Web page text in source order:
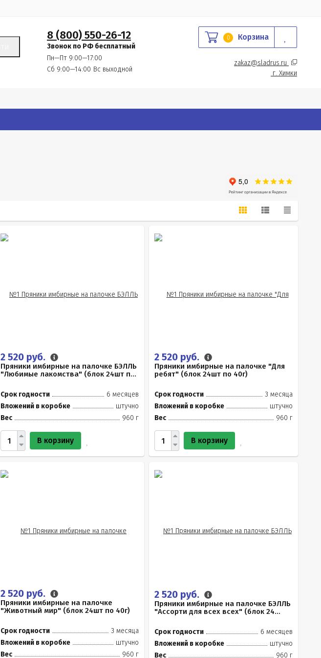
8 (800) 550-26-12
Звонок по РФ бесплатный
Пн—Пт 9:00—17:00
Сб 9:00—14:00 Вс выходной
0 Корзина
zakaz@sladrus.ru
г. Химки
2 520 руб.
Пряники имбирные на палочке БЭЛЛЬ
"Любимые лакомства" (блок 24шт п...
Срок годности
6 месяцев
Вложений в коробке
штучно
Вес
960 г
В корзину
2 520 руб.
Пряники имбирные на палочке "Для
ребят" (блок 24шт по 40г)
Срок годности
3 месяца
Вложений в коробке
штучно
Вес
960 г
В корзину
2 520 руб.
Пряники имбирные на палочке
"Животный мир" (блок 24шт по 40г)
Срок годности
3 месяца
Вложений в коробке
штучно
Вес
960 г
2 520 руб.
Пряники имбирные на палочке БЭЛЛЬ
"Ассорти для всех всех" (блок 24...
Срок годности
6 месяцев
Вложений в коробке
штучно
Вес
960 г